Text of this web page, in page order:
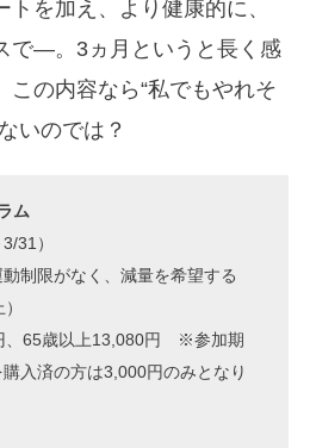
を加え、より健康的に、
で―。3ヵ月というと長く感
この内容なら“私でもやれそ
いのでは？
ム
31）
動制限がなく、減量を希望する
、65歳以上13,080円 ※参加期
入済の方は3,000円のみとなり